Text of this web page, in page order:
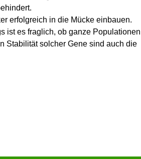
erfolgreich in die Mücke einbauen.
ist es fraglich, ob ganze Populationen
Stabilität solcher Gene sind auch die